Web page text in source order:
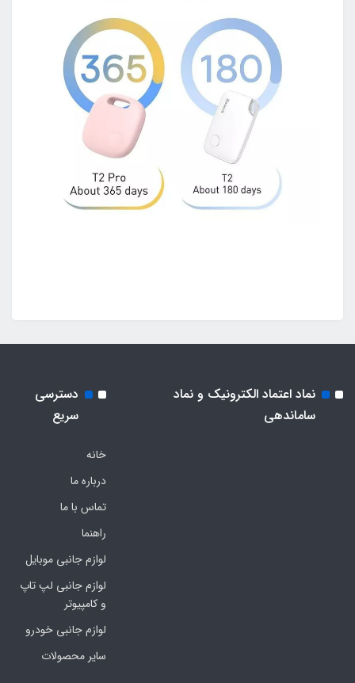
نماد اعتماد الکترونیک و نماد
ساماندهی
دسترسی
سریع
خانه
درباره ما
تماس با ما
راهنما
لوازم جانبی موبایل
لوازم جانبی لپ تاپ
و کامپیوتر
لوازم جانبی خودرو
سایر محصولات